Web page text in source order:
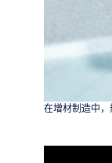
在增材制造中